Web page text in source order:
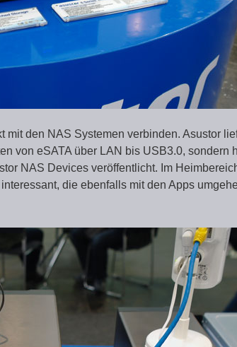
mit den NAS Systemen verbinden. Asustor
von eSATA über LAN bis USB3.0, sondern
NAS Devices veröffentlicht. Im
die ebenfalls mit den Apps